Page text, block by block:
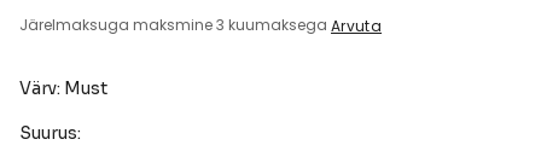
Järelmaksuga maksmine 3 kuumaksega Arvuta
Värv: Must
Suurus: